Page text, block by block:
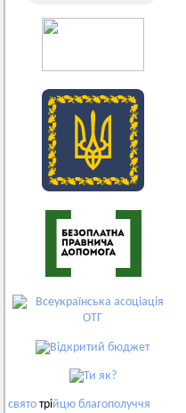
свято трійцю благополуччя